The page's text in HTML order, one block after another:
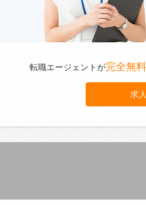
転職エージェントが完全無料
求